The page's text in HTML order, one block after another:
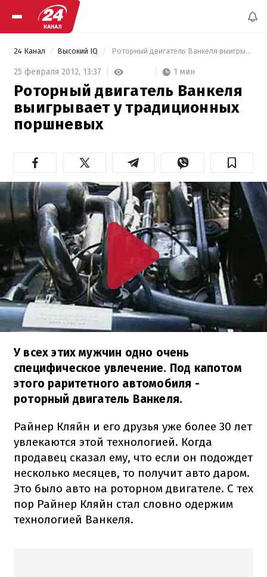
24 Канал Высокий IQ Роторный двигатель Ванкеля выигрывает у традиционных поршневых
25 февраля 2012, 13:37 1 мин
Роторный двигатель Ванкеля
выигрывает у традиционных
поршневых
У всех этих мужчин одно очень
специфическое увлечение. Под капотом
этого раритетного автомобиля -
роторный двигатель Ванкеля.
Райнер Кляйн и его друзья уже более 30 лет
увлекаются этой технологией. Когда
продавец сказал ему, что если он подождет
несколько месяцев, то получит авто даром.
Это было авто на роторном двигателе. С тех
пор Райнер Кляйн стал словно одержим
технологией Ванкеля.